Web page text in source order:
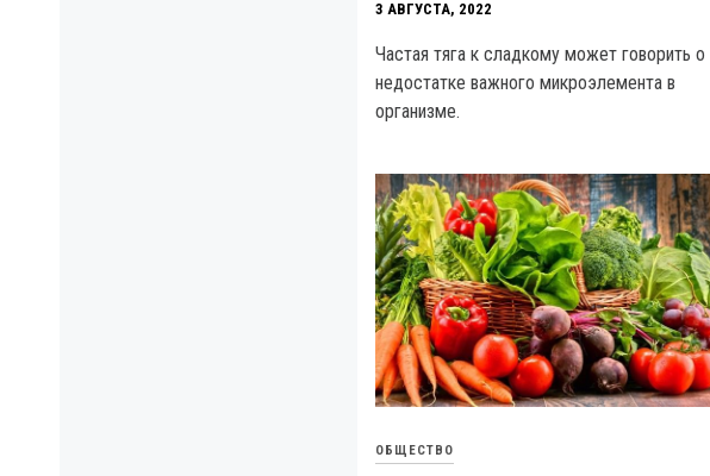
3 АВГУСТА, 2022
Частая тяга к сладкому может говорить о
недостатке важного микроэлемента в
организме.
ОБЩЕСТВО